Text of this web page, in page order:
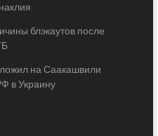
блэкаутов после
на Саакашвили
в Украину